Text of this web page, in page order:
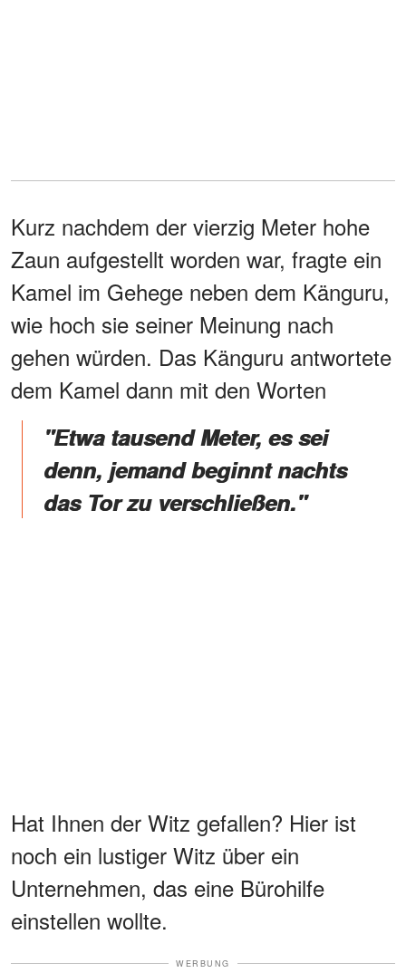
Kurz nachdem der vierzig Meter hohe
Zaun aufgestellt worden war, fragte ein
Kamel im Gehege neben dem Känguru,
wie hoch sie seiner Meinung nach
gehen würden. Das Känguru antwortete
dem Kamel dann mit den Worten
"Etwa tausend Meter, es sei
denn, jemand beginnt nachts
das Tor zu verschließen."
Hat Ihnen der Witz gefallen? Hier ist
noch ein lustiger Witz über ein
Unternehmen, das eine Bürohilfe
einstellen wollte.
WERBUNG